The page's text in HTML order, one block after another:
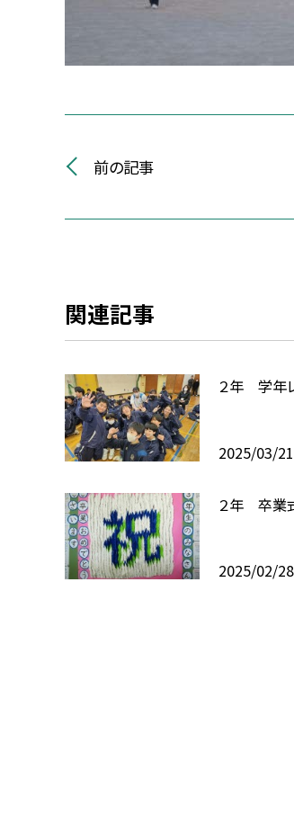
前の記事
関連記事
２年 学年
2025/03/21
２年 卒業
2025/02/28